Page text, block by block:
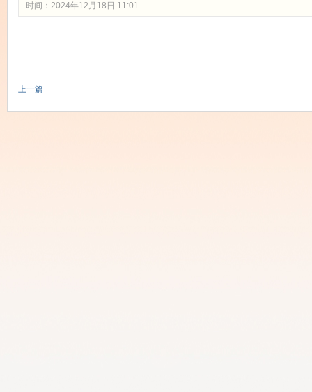
时间：2024年12月18日 11:01
上一篇